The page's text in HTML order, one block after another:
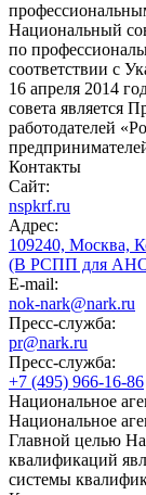
Национальный
по
соответствии с
16 апреля 2014
совета является
работодателей
Контакты
Сайт:
nspkrf.ru
Адрес:
109240, Москва,
(В РСПП для
E-mail:
nok-nark@nark.ru
Пресс-служба:
pr@nark.ru
Пресс-служба:
+7 (495) 966-16-86
Национальное
Национальное
Главной целью
квалификаций
системы